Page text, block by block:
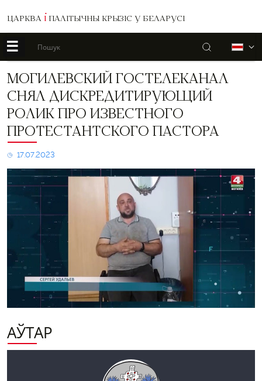
ЦАРКВА І ПАЛІТЫЧНЫ КРЫЗІС У БЕЛАРУСІ
☰ Пошук
Могилевский
гостелеканал
снял
дискредитирующий
ролик
про
известного
протестантского
МОГИЛЕВСКИЙ ГОСТЕЛЕКАНАЛ
СНЯЛ ДИСКРЕДИТИРУЮЩИЙ
РОЛИК ПРО ИЗВЕСТНОГО
ПРОТЕСТАНТСКОГО ПАСТОРА
17.07.2023
АЎТАР